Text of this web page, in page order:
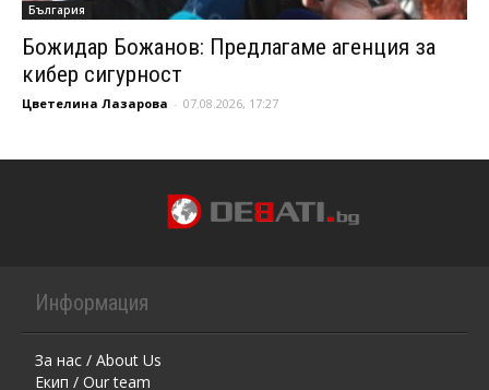
България
Божидар Божанов: Предлагаме агенция за
кибер сигурност
Цветелина Лазарова - 07.08.2026, 17:27
Информация
За нас / About Us
Екип / Our team